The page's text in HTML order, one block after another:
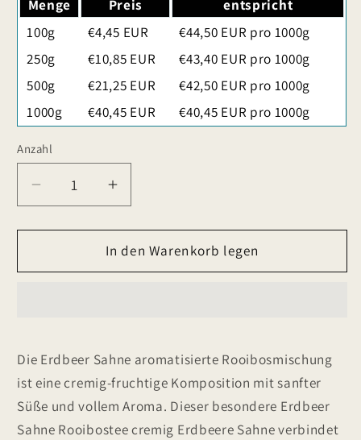
Menge
Preis
entspricht
100g
€4,45 EUR
€44,50 EUR pro 1000g
250g
€10,85 EUR
€43,40 EUR pro 1000g
500g
€21,25 EUR
€42,50 EUR pro 1000g
1000g
€40,45 EUR €40,45 EUR pro 1000g
Anzahl
Verringere
die
Menge
Erdbeer
Erhöhe
die
Menge
für
Erdbeer
In den Warenkorb legen
Die Erdbeer Sahne aromatisierte Rooibosmischung
ist eine cremig-fruchtige Komposition mit sanfter
Süße und vollem Aroma. Dieser besondere Erdbeer
Sahne Rooibostee cremig Erdbeere Sahne verbindet